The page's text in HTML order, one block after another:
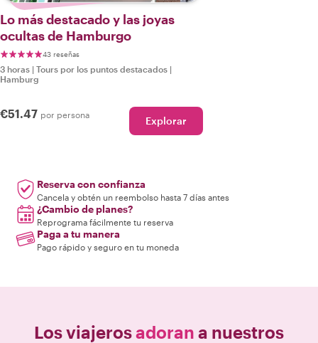
Lo más destacado y las joyas
ocultas de Hamburgo
43 reseñas
3 horas | Tours por los puntos destacados |
Hamburg
€51.47 por persona Explorar
Reserva con confianza
Cancela y obtén un reembolso hasta 7 días antes
¿Cambio de planes?
Reprograma fácilmente tu reserva
Paga a tu manera
Pago rápido y seguro en tu moneda
Los viajerosadoran a nuestros